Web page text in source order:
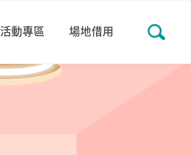
活動專區 場地借用